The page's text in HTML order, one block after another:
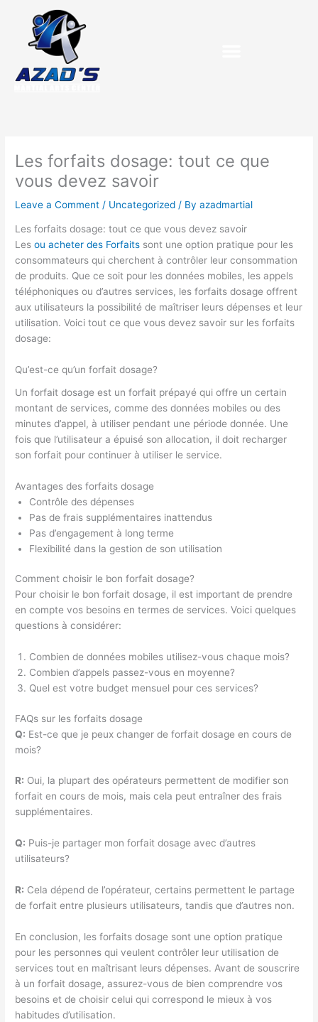
content
Les forfaits dosage: tout ce que
vous devez savoir
Leave a Comment / Uncategorized / Byazadmartial
Les forfaits dosage: tout ce que vous devez savoir
Lesou acheter des Forfaits sont une option pratique pour les
consommateurs qui cherchent à contrôler leur consommation
de produits. Que ce soit pour les données mobiles, les appels
téléphoniques ou d’autres services, les forfaits dosage offrent
aux utilisateurs la possibilité de maîtriser leurs dépenses et leur
utilisation. Voici tout ce que vous devez savoir sur les forfaits
dosage:
Qu’est-ce qu’un forfait dosage?
Un forfait dosage est un forfait prépayé qui offre un certain
montant de services, comme des données mobiles ou des
minutes d’appel, à utiliser pendant une période donnée. Une
fois que l’utilisateur a épuisé son allocation, il doit recharger
son forfait pour continuer à utiliser le service.
Avantages des forfaits dosage
Contrôle des dépenses
Pas de frais supplémentaires inattendus
Pas d’engagement à long terme
Flexibilité dans la gestion de son utilisation
Comment choisir le bon forfait dosage?
Pour choisir le bon forfait dosage, il est important de prendre
en compte vos besoins en termes de services. Voici quelques
questions à considérer:
Combien de données mobiles utilisez-vous chaque mois?
Combien d’appels passez-vous en moyenne?
Quel est votre budget mensuel pour ces services?
FAQs sur les forfaits dosage
Q: Est-ce que je peux changer de forfait dosage en cours de
mois?
R: Oui, la plupart des opérateurs permettent de modifier son
forfait en cours de mois, mais cela peut entraîner des frais
supplémentaires.
Q: Puis-je partager mon forfait dosage avec d’autres
utilisateurs?
R: Cela dépend de l’opérateur, certains permettent le partage
de forfait entre plusieurs utilisateurs, tandis que d’autres non.
En conclusion, les forfaits dosage sont une option pratique
pour les personnes qui veulent contrôler leur utilisation de
services tout en maîtrisant leurs dépenses. Avant de souscrire
à un forfait dosage, assurez-vous de bien comprendre vos
besoins et de choisir celui qui correspond le mieux à vos
habitudes d’utilisation.